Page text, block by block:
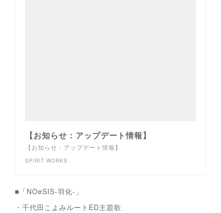
【お知らせ：アップデート情報】
【お知らせ：アップデート情報】
SPIRIT WORKS
■「NOeSIS-羽化-」
・千代田こよみルートED主題歌